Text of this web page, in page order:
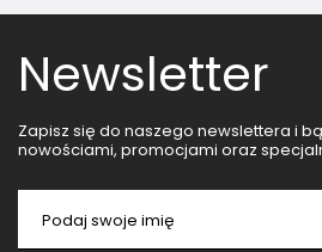
Newsletter
Zapisz się do naszego newslettera i
nowościami, promocjami oraz
Podaj swoje imię